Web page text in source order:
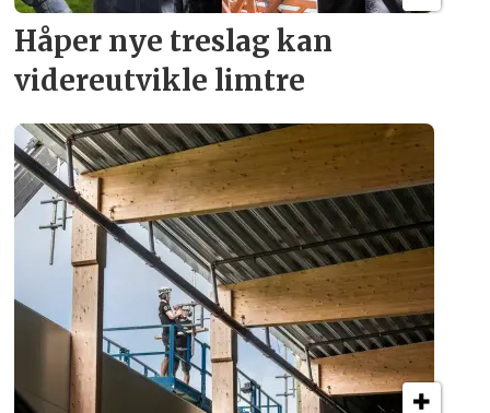
Håper nye treslag kan
videreutvikle limtre